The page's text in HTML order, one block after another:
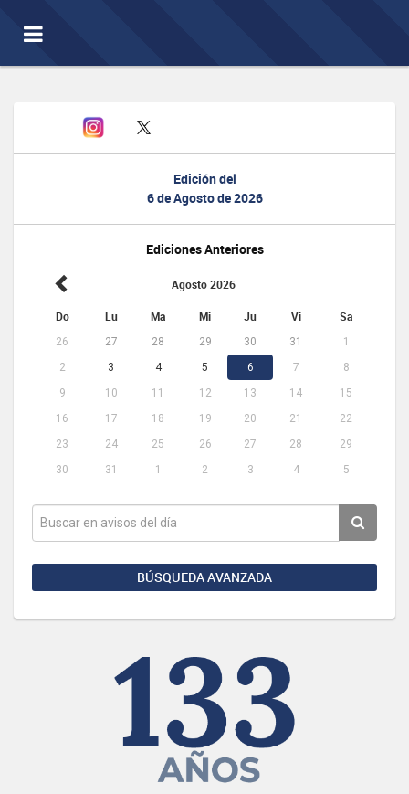
Toggle
navigation
Edición del
6 de Agosto de 2026
Ediciones Anteriores
Agosto 2026
Do Lu Ma Mi Ju Vi Sa
26 27 28 29 30 31
1
2
3 4 5 6 7
8
9
10 11 12 13 14
15
16
17 18 19 20 21
22
23
24 25 26 27 28
29
30
31 1 2 3 4 5
BÚSQUEDA AVANZADA